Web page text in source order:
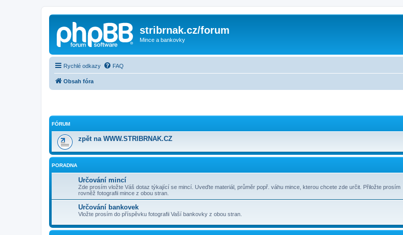
stribrnak.cz/forum
Mince a bankovky
Rychlé odkazy FAQ
Obsah fóra
FÓRUM
zpět na WWW.STRIBRNAK.CZ
PORADNA
Určování mincí
Zde prosím vložte Váš dotaz týkající se mincí. Uveďte materiál, průměr popř. váhu mince, kterou chcete zde určit. Přiložte prosím
rovněž fotografii mince z obou stran.
Určování bankovek
Vložte prosím do příspěvku fotografii Vaší bankovky z obou stran.